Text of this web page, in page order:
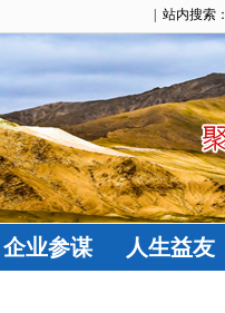
| 站内搜索：
企业参谋 人生益友